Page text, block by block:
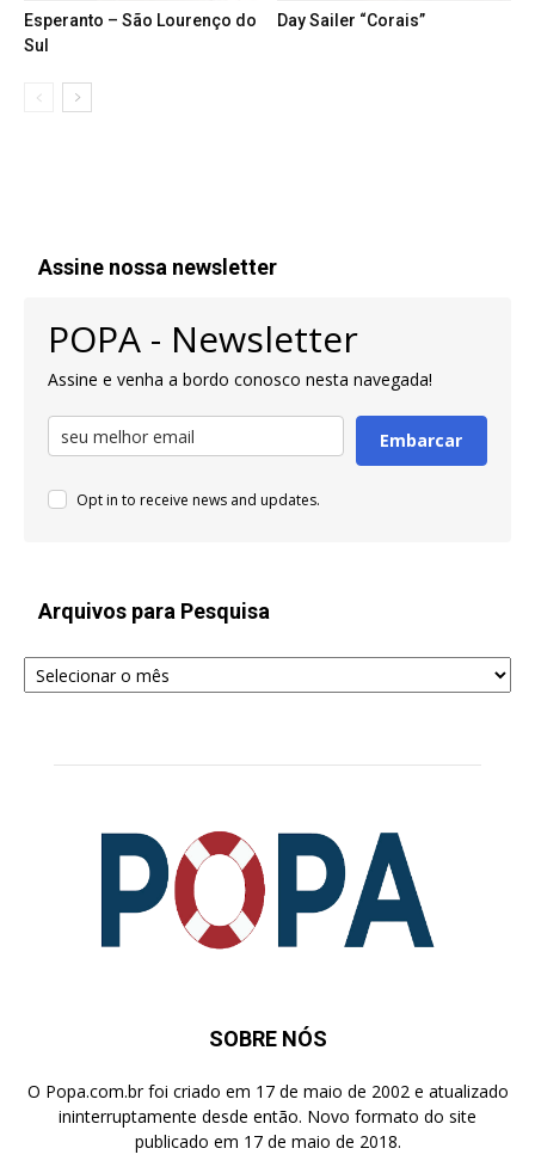
Esperanto – São Lourenço do
Sul
Day Sailer “Corais”
Assine nossa newsletter
POPA - Newsletter
Assine e venha a bordo conosco nesta navegada!
Embarcar
Opt in to receive news and updates.
Arquivos para Pesquisa
Arquivos
para
SOBRE NÓS
O Popa.com.br foi criado em 17 de maio de 2002 e atualizado
ininterruptamente desde então. Novo formato do site
publicado em 17 de maio de 2018.